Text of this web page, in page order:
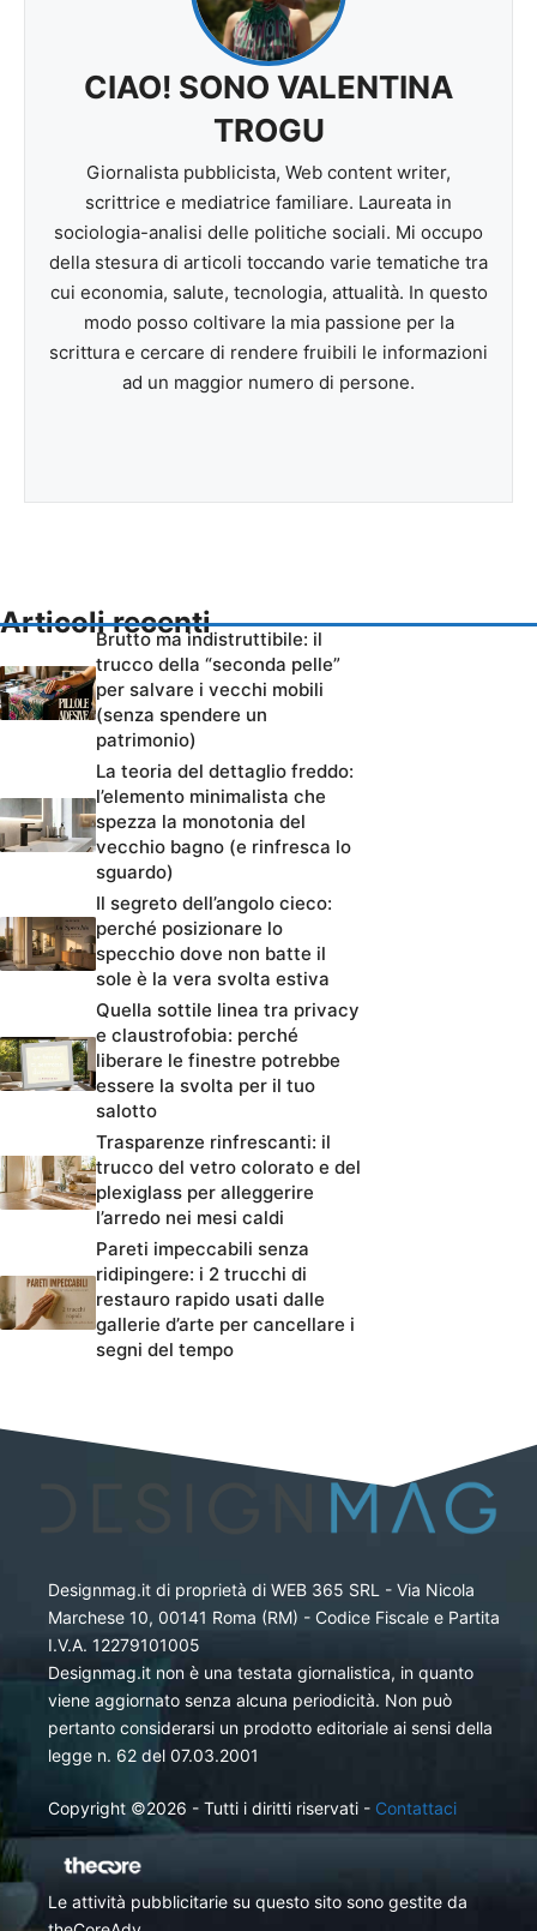
CIAO! SONO VALENTINA
TROGU
Giornalista pubblicista, Web content writer,
scrittrice e mediatrice familiare. Laureata in
sociologia-analisi delle politiche sociali. Mi occupo
della stesura di articoli toccando varie tematiche tra
cui economia, salute, tecnologia, attualità. In questo
modo posso coltivare la mia passione per la
scrittura e cercare di rendere fruibili le informazioni
ad un maggior numero di persone.
Articoli recenti
Brutto ma indistruttibile: il
trucco della “seconda pelle”
per salvare i vecchi mobili
(senza spendere un
patrimonio)
La teoria del dettaglio freddo:
l’elemento minimalista che
spezza la monotonia del
vecchio bagno (e rinfresca lo
sguardo)
Il segreto dell’angolo cieco:
perché posizionare lo
specchio dove non batte il
sole è la vera svolta estiva
Quella sottile linea tra privacy
e claustrofobia: perché
liberare le finestre potrebbe
essere la svolta per il tuo
salotto
Trasparenze rinfrescanti: il
trucco del vetro colorato e del
plexiglass per alleggerire
l’arredo nei mesi caldi
Pareti impeccabili senza
ridipingere: i 2 trucchi di
restauro rapido usati dalle
gallerie d’arte per cancellare i
segni del tempo
Designmag.it di proprietà di WEB 365 SRL - Via Nicola
Marchese 10, 00141 Roma (RM) - Codice Fiscale e Partita
I.V.A. 12279101005
Designmag.it non è una testata giornalistica, in quanto
viene aggiornato senza alcuna periodicità. Non può
pertanto considerarsi un prodotto editoriale ai sensi della
legge n. 62 del 07.03.2001
Copyright ©2026 - Tutti i diritti riservati - Contattaci
Le attività pubblicitarie su questo sito sono gestite da